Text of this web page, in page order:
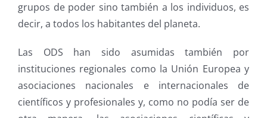
grupos de poder sino también a los individuos, es
decir, a todos los habitantes del planeta.
Las ODS han sido asumidas también por
instituciones regionales como la Unión Europea y
asociaciones nacionales e internacionales de
científicos y profesionales y, como no podía ser de